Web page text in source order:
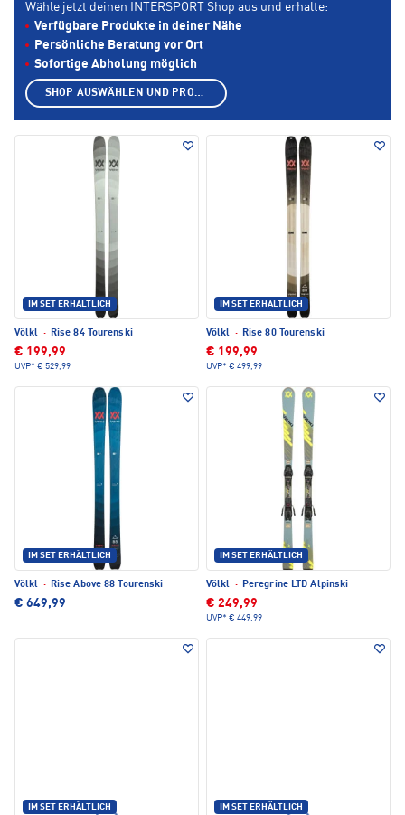
IM SET ERHÄLTLICH
Völkl · Rise 84 Tourenski
€ 199,99
UVP* € 529,99
IM SET ERHÄLTLICH
Völkl · Rise 80 Tourenski
€ 199,99
UVP* € 499,99
IM SET ERHÄLTLICH
Völkl · Rise Above 88 Tourenski
€ 649,99
IM SET ERHÄLTLICH
Völkl · Peregrine LTD Alpinski
€ 249,99
UVP* € 449,99
IM SET ERHÄLTLICH IM SET ERHÄLTLICH
Wähle jetzt deinen INTERSPORT Shop aus und erhalte:
Verfügbare Produkte in deiner Nähe
Persönliche Beratung vor Ort
Sofortige Abholung möglich
SHOP AUSWÄHLEN UND PRODUKTE ANZEIGEN